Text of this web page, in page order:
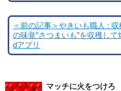
＜前の記事＞やきいも職人 :
の味覚”さつまいも”を収穫し
dアプリ
マッチに火をつけろ